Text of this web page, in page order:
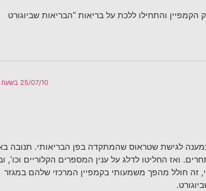
והתחילו ללכת על בריאות “הבריאות שביוגורט
25/07/10 בשעה 0:43
לגישת שטראוס שהמתקדה בפן הבריאותי. תנובה
ואז החליטו לדלג על ענין המספרים הקלוריים וכו’,
זה חולל מהפך משמעותי בקמפיין המרכזי שלהם במגזר